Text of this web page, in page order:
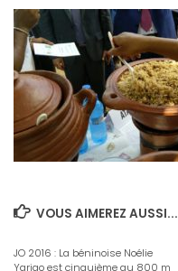
VOUS AIMEREZ AUSSI...
JO 2016 : La béninoise Noélie
Yarigo est cinquième au 800 m